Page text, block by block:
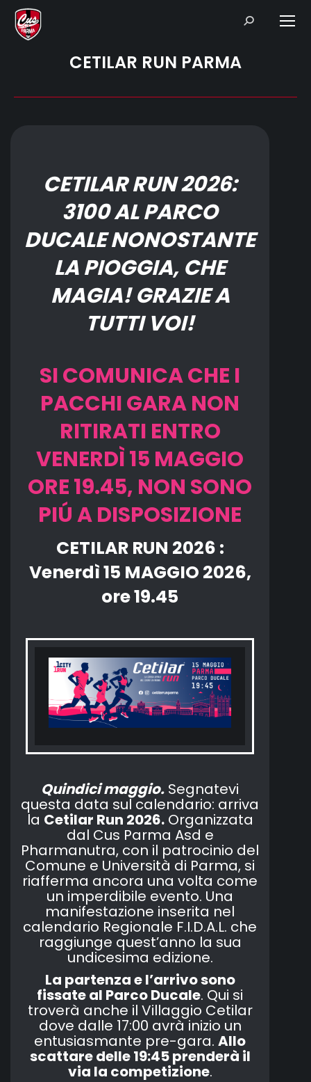
Search:
CETILAR RUN PARMA
CETILAR RUN 2026:
3100 AL PARCO
DUCALE NONOSTANTE
LA PIOGGIA, CHE
MAGIA! GRAZIE A
TUTTI VOI!
SICOMUNICACHE I
PACCHI GARA NON
RITIRATI ENTRO
VENERDÌ 15 MAGGIO
ORE 19.45, NON SONO
PIÚ A DISPOSIZIONE
CETILAR RUN 2026 :
Venerdì 15 MAGGIO 2026,
ore 19.45
Quindici maggio. Segnatevi
questa data sul calendario: arriva
la Cetilar Run 2026.Organizzata
dal Cus Parma Asd e
Pharmanutra, con il patrocinio del
Comune e Università di Parma, si
riafferma ancora una volta come
un imperdibile evento. Una
manifestazione inserita nel
calendario Regionale F.I.D.A.L. che
raggiunge quest’anno la sua
undicesima edizione.
La partenza e l’arrivo sono
fissate al Parco Ducale. Qui si
troverà anche il Villaggio Cetilar
dove dalle 17:00 avrà inizio un
entusiasmante pre-gara. Allo
scattare delle 19:45 prenderà il
via la competizione.